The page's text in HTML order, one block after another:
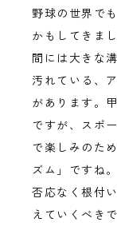
野球の世界で
かもしてきま
間には大きな
汚れている、
があります。
ですが、スポ
で楽しみのた
ズム」ですね
否応なく根付
えていくべき